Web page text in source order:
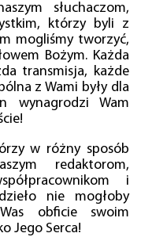
słuchaczom,
którzy byli z
mogliśmy tworzyć,
Bożym. Każda
transmisja, każde
z Wami były dla
wynagrodzi Wam
w różny sposób
redaktorom,
i
nie mogłoby
obficie swoim
Jego Serca!